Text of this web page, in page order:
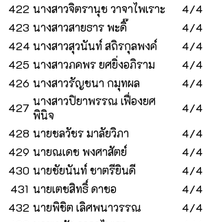
422 นางสาวจิตรานุช วาจาไพเราะ 4/4
423 นางสาวสายธาร พะดิ๊ 4/4
424 นางสาวสุวนันท์ สถิรกุลพงค์ 4/4
425 นางสาวภคพร ยศยิ่งอภิราม 4/4
426 นางสาวรัญชนา กมุทผล 4/4
427 นางสาวปิยาพรรณ เฟื่องยศ
พินิจ
4/4
428 นายชลวัชร มาลัยวิภา 4/4
429 นายณเดช พงศาสัตย์ 4/4
430 นายชัยนันท์ ชาตรียินดี 4/4
431 นายเตชสิทธิ์ ดาชอ 4/4
432 นายพิชิต เลิศพนาวรรณ 4/4